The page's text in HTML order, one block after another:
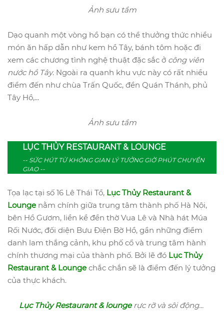
Ảnh sưu tầm
Dạo quanh một vòng hồ bạn có thể thưởng thức nhiều
món ăn hấp dẫn như kem hồ Tây, bánh tôm hoặc đi
xem các chương tình nghệ thuật đặc sắc ở công viên
nước hồ Tây. Ngoài ra quanh khu vực này có rất nhiều
điểm đến như chùa Trấn Quốc, đền Quán Thánh, phủ
Tây Hồ,...
Ảnh sưu tầm
LỤC THỦY RESTAURANT & LOUNGE
-- SỨC HÚT TỪ KHÔNG GIAN LÝ TƯỞNG GIỜ PHÚT CHUYỂN
GIAO --
Tọa lạc tại số 16 Lê Thái Tổ, Lục Thủy Restaurant &
Lounge nằm chính giữa trung tâm thành phố Hà Nội,
bên Hồ Gươm, liền kề đền thờ Vua Lê và Nhà hát Múa
Rối Nước, đối diện Bưu Điện Bờ Hồ, gần những điểm
danh lam thắng cảnh, khu phố cổ và trung tâm hành
chính thương mại của thành phố. Bởi lẽ đó Lục Thủy
Restaurant & Lounge chắc chắn sẽ là điểm đến lý tưởng
của thực khách.
Lục Thủy Restaurant & lounge rực rỡ và sôi động...